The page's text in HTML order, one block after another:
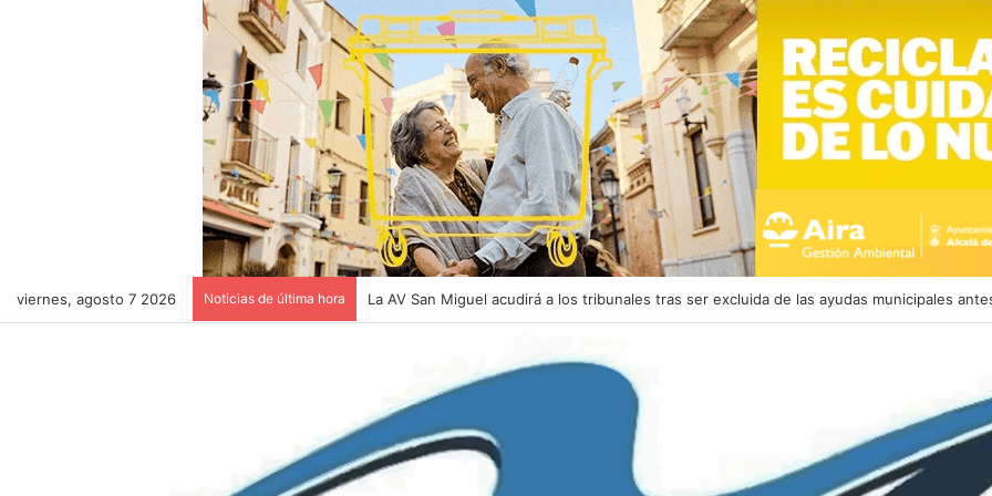
viernes, agosto 7 2026 Noticias de última hora El pollaque